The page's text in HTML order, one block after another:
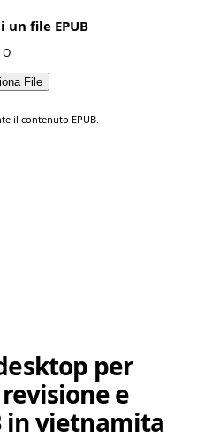
un file EPUB
O
File
il contenuto EPUB.
per
e
in vietnamita